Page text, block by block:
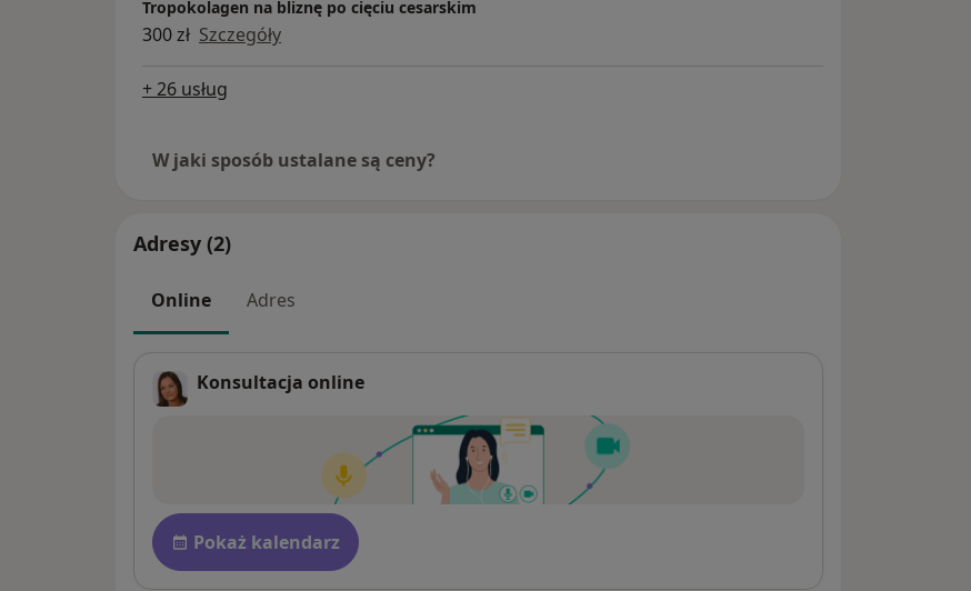
Tropokolagen na bliznę po cięciu cesarskim
300 zł Szczegóły
+ 26 usług
W jaki sposób ustalane są ceny?
Adresy (2)
Online Adres
Konsultacja online
Dostępność
Pokaż kalendarz